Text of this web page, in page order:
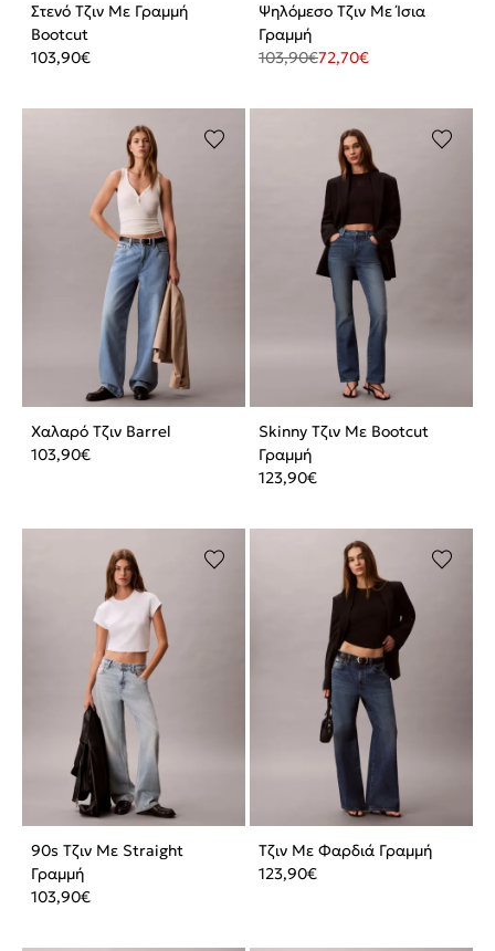
Στενό Τζιν Με Γραμμή
Bootcut
103,90€
Ψηλόμεσο Τζιν Με Ίσια
Γραμμή
103,90€72,70€
Χαλαρό Τζιν Barrel
103,90€
Skinny Τζιν Με Bootcut
Γραμμή
123,90€
90s Τζιν Με Straight
Γραμμή
103,90€
Τζιν Με Φαρδιά Γραμμή
123,90€